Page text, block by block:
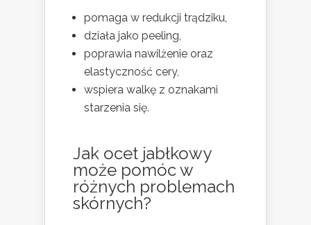
pomaga w redukcji trądziku,
działa jako peeling,
poprawia nawilżenie oraz
elastyczność cery,
wspiera walkę z oznakami
starzenia się.
Jak ocet jabłkowy
może pomóc w
różnych problemach
skórnych?